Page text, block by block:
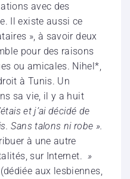
avec des
Il existe aussi ce
», à savoir deux
pour des raisons
ou amicales. Nihel*,
à Tunis. Un
sa vie, il y a huit
et j’ai décidé de
Sans talons ni robe ».
à une autre
sur Internet. »
(dédiée aux lesbiennes,